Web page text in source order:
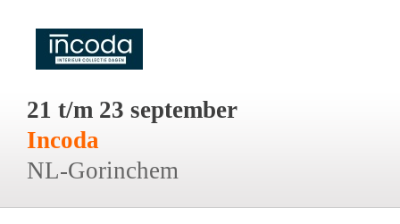
21 t/m 23 september
Incoda
NL-Gorinchem